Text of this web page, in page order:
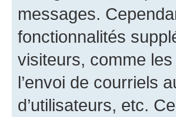
messages.
fonctionnalités
visiteurs, comme
l’envoi de courriels
d’utilisateurs, etc.